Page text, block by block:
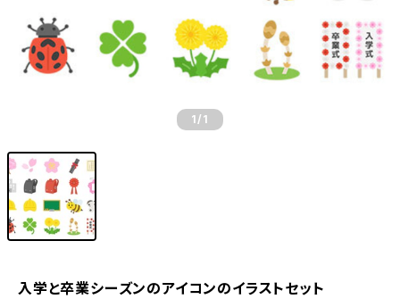
1 /1
入学と卒業シーズンのアイコンのイラストセット